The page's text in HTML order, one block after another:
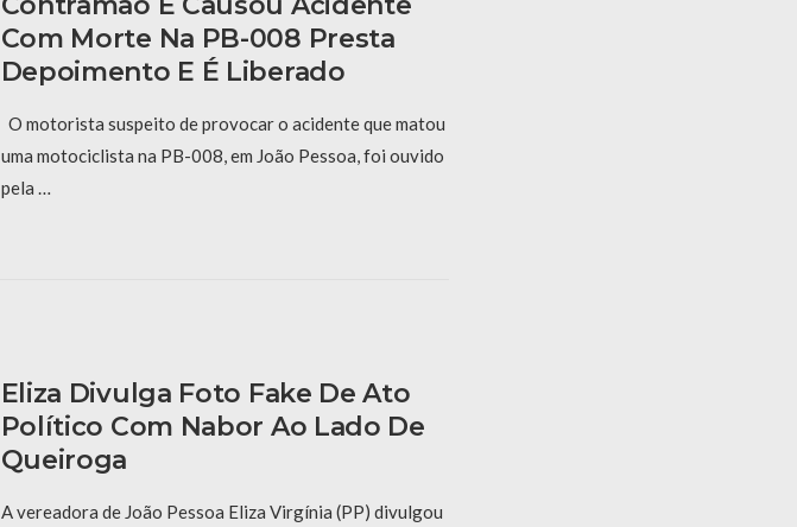
Com Morte Na PB-008 Presta
Depoimento E É Liberado
O motorista suspeito de provocar o acidente que matou
uma motociclista na PB-008, em João Pessoa, foi ouvido
pela …
Eliza Divulga Foto Fake De Ato
Político Com Nabor Ao Lado De
Queiroga
A vereadora de João Pessoa Eliza Virgínia (PP) divulgou